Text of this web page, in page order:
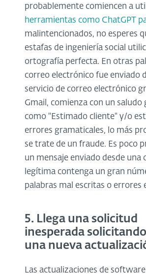
probablemente comiencen a
herramientas como ChatGPT
malintencionados, no esperes
estafas de ingeniería social
ortografía perfecta. En otras
correo electrónico fue enviado
servicio de correo electrónico
Gmail, comienza con un saludo
como "Estimado cliente" y/o
errores gramaticales, lo más
se trate de un fraude. Es poco
un mensaje enviado desde una
legítima contenga un gran
palabras mal escritas o errores
5. Llega una solicitud
inesperada
una nueva
Las actualizaciones de